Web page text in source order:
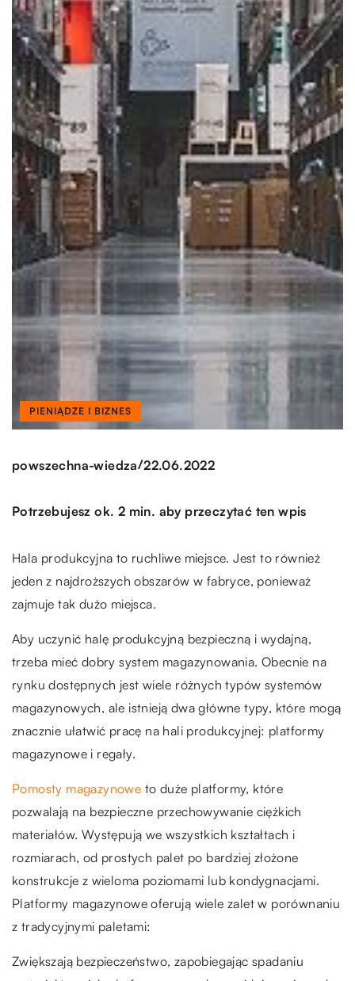
PIENIĄDZE I BIZNES
powszechna-wiedza/22.06.2022
Potrzebujesz ok. 2 min. aby przeczytać ten wpis
Hala produkcyjna to ruchliwe miejsce. Jest to również
jeden z najdroższych obszarów w fabryce, ponieważ
zajmuje tak dużo miejsca.
Aby uczynić halę produkcyjną bezpieczną i wydajną,
trzeba mieć dobry system magazynowania. Obecnie na
rynku dostępnych jest wiele różnych typów systemów
magazynowych, ale istnieją dwa główne typy, które mogą
znacznie ułatwić pracę na hali produkcyjnej: platformy
magazynowe i regały.
Pomosty magazynowe to duże platformy, które
pozwalają na bezpieczne przechowywanie ciężkich
materiałów. Występują we wszystkich kształtach i
rozmiarach, od prostych palet po bardziej złożone
konstrukcje z wieloma poziomami lub kondygnacjami.
Platformy magazynowe oferują wiele zalet w porównaniu
z tradycyjnymi paletami:
Zwiększają bezpieczeństwo, zapobiegając spadaniu